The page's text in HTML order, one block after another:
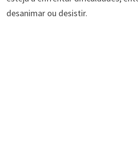
desanimar ou desistir.